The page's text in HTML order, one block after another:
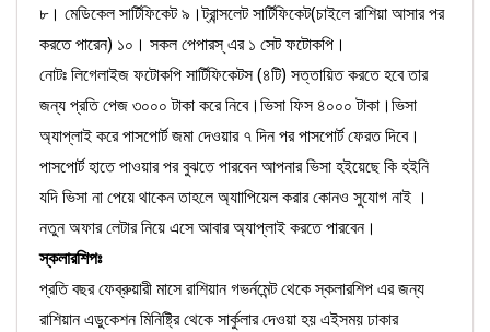
৮। মেডিকেল সার্টিফিকেট ৯।ট্রান্সলেট সার্টিফিকেট(চাইলে রাশিয়া আসার পর
করতে পারেন) ১০। সকল পেপারস্ এর ১ সেট ফটোকপি।
নোটঃলিগেলাইজ ফটোকপি সার্টিফিকেটস (৪টি) সত্তায়িত করতে হবে তার
জন্য প্রতি পেজ ৩০০০ টাকা করে নিবে।ভিসা ফিস ৪০০০ টাকা।ভিসা
অ্যাপ্লাই করে পাসপোর্ট জমা দেওয়ার ৭ দিন পর পাসপোর্ট ফেরত দিবে।
পাসপোর্ট হাতে পাওয়ার পর বুঝতে পারবেন আপনার ভিসা হইয়েছে কি হইনি
যদি ভিসা না পেয়ে থাকেন তাহলে অ্যাাপিয়েল করার কোনও সুযোগ নাই ।
নতুন অফার লেটার নিয়ে এসে আবার অ্যাপ্লাই করতে পারবেন।
স্কলারশিপঃ
প্রতি বছর ফেব্রুয়ারী মাসে রাশিয়ান গভর্নমেন্ট থেকে স্কলারশিপ এর জন্য
রাশিয়ান এডুকেশন মিনিষ্ট্রি থেকে সার্কুলার দেওয়া হয় এইসময় ঢাকার